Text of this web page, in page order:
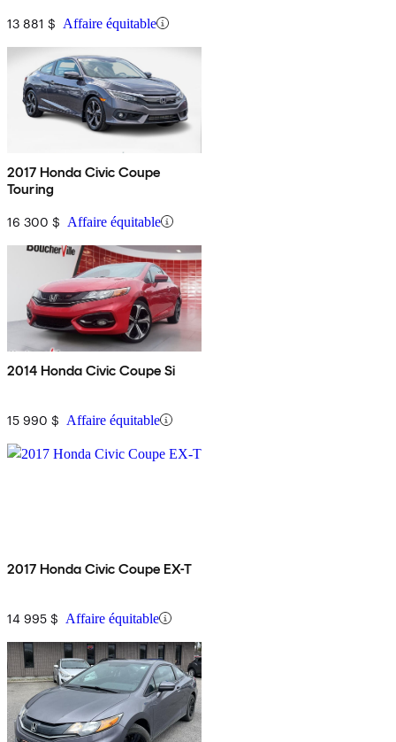
13 881 $ Affaire équitable
2017 Honda Civic Coupe
Touring
16 300 $ Affaire équitable
2014 Honda Civic Coupe Si
15 990 $ Affaire équitable
2017 Honda Civic Coupe EX-T
14 995 $ Affaire équitable